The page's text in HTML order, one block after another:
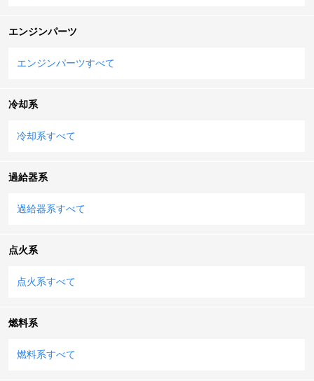
エンジンパーツ
エンジンパーツすべて
冷却系
冷却系すべて
過給器系
過給器系すべて
点火系
点火系すべて
燃料系
燃料系すべて